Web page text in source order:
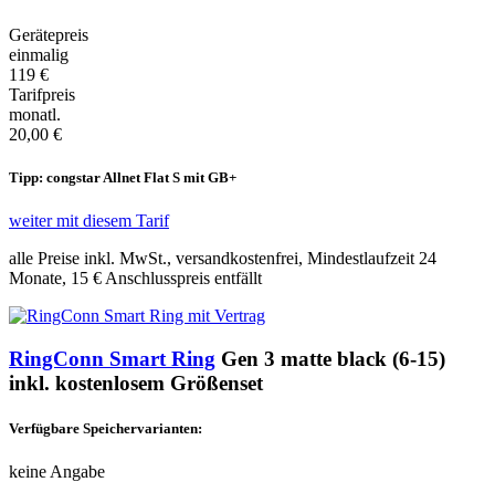
Gerätepreis
einmalig
119 €
Tarifpreis
monatl.
20,00 €
Tipp: congstar Allnet Flat S mit GB+
weiter mit diesem Tarif
alle Preise inkl. MwSt., versandkostenfrei, Mindestlaufzeit 24
Monate, 15 € Anschlusspreis entfällt
RingConn Smart Ring Gen 3 matte black (6-15)
inkl. kostenlosem Größenset
Verfügbare Speichervarianten:
keine Angabe